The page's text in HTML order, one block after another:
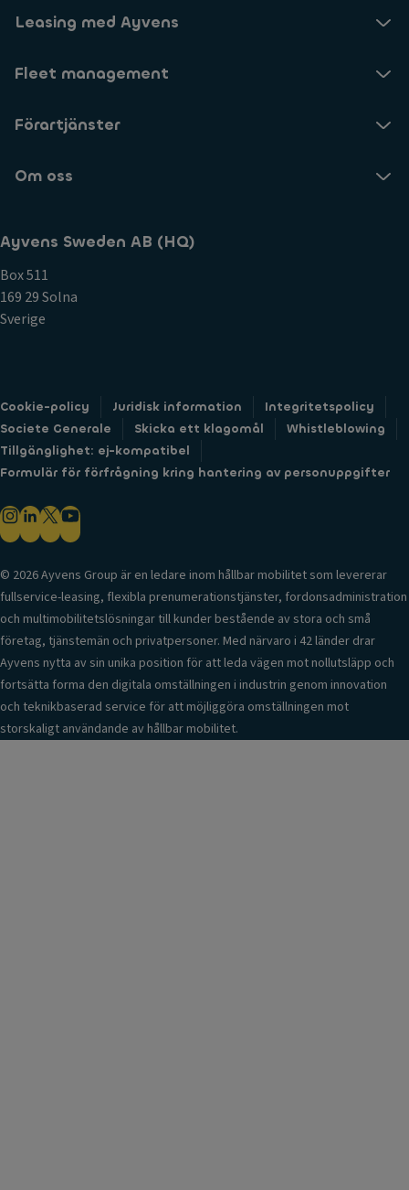
Leasing med Ayvens
Fleet management
Förartjänster
Om oss
Ayvens Sweden AB (HQ)
Box 511
169 29 Solna
Sverige
Cookie-policy Juridisk information
Integritetspolicy
Societe Generale
Skicka ett klagomål
Whistleblowing
Tillgänglighet: ej-kompatibel
Formulär för förfrågning kring hantering av personuppgifter
© 2026 Ayvens Group är en ledare inom hållbar mobilitet som levererar
fullservice-leasing, flexibla prenumerationstjänster, fordonsadministration
och multimobilitetslösningar till kunder bestående av stora och små
företag, tjänstemän och privatpersoner. Med närvaro i 42 länder drar
Ayvens nytta av sin unika position för att leda vägen mot nollutsläpp och
fortsätta forma den digitala omställningen i industrin genom innovation
och teknikbaserad service för att möjliggöra omställningen mot
storskaligt användande av hållbar mobilitet.